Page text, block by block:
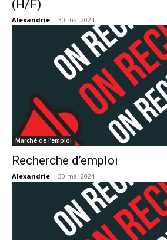
(H/F)
Alexandrie - 30 mai 2024
Marché de l’emploi
Recherche d’emploi
Alexandrie - 30 mai 2024